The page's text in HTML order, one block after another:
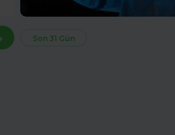
Son 31 Gün